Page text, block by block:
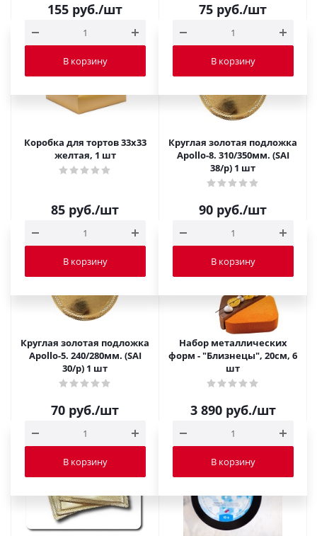
155 руб./шт
В корзину
75 руб./шт
В корзину
Коробка для тортов 33х33
желтая, 1 шт
85 руб./шт
В корзину
Круглая золотая подложка
Apollo-8. 310/350мм. (SAI
38/p) 1 шт
90 руб./шт
В корзину
Круглая золотая подложка
Apollo-5. 240/280мм. (SAI
30/p) 1 шт
70 руб./шт
В корзину
Набор металлических
форм - "Близнецы", 20см, 6
шт
3 890руб./шт
В корзину